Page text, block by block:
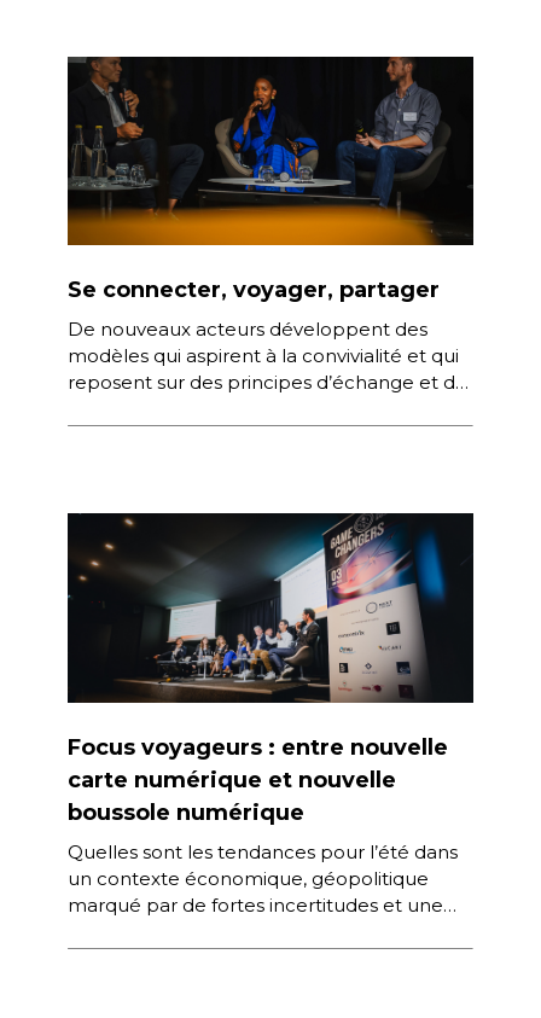
Se connecter, voyager, partager
De nouveaux acteurs développent des
modèles qui aspirent à la convivialité et qui
reposent sur des principes d’échange et de
Focus voyageurs : entre nouvelle
carte numérique et nouvelle
boussole numérique
Quelles sont les tendances pour l’été dans
un contexte économique, géopolitique
marqué par de fortes incertitudes et une